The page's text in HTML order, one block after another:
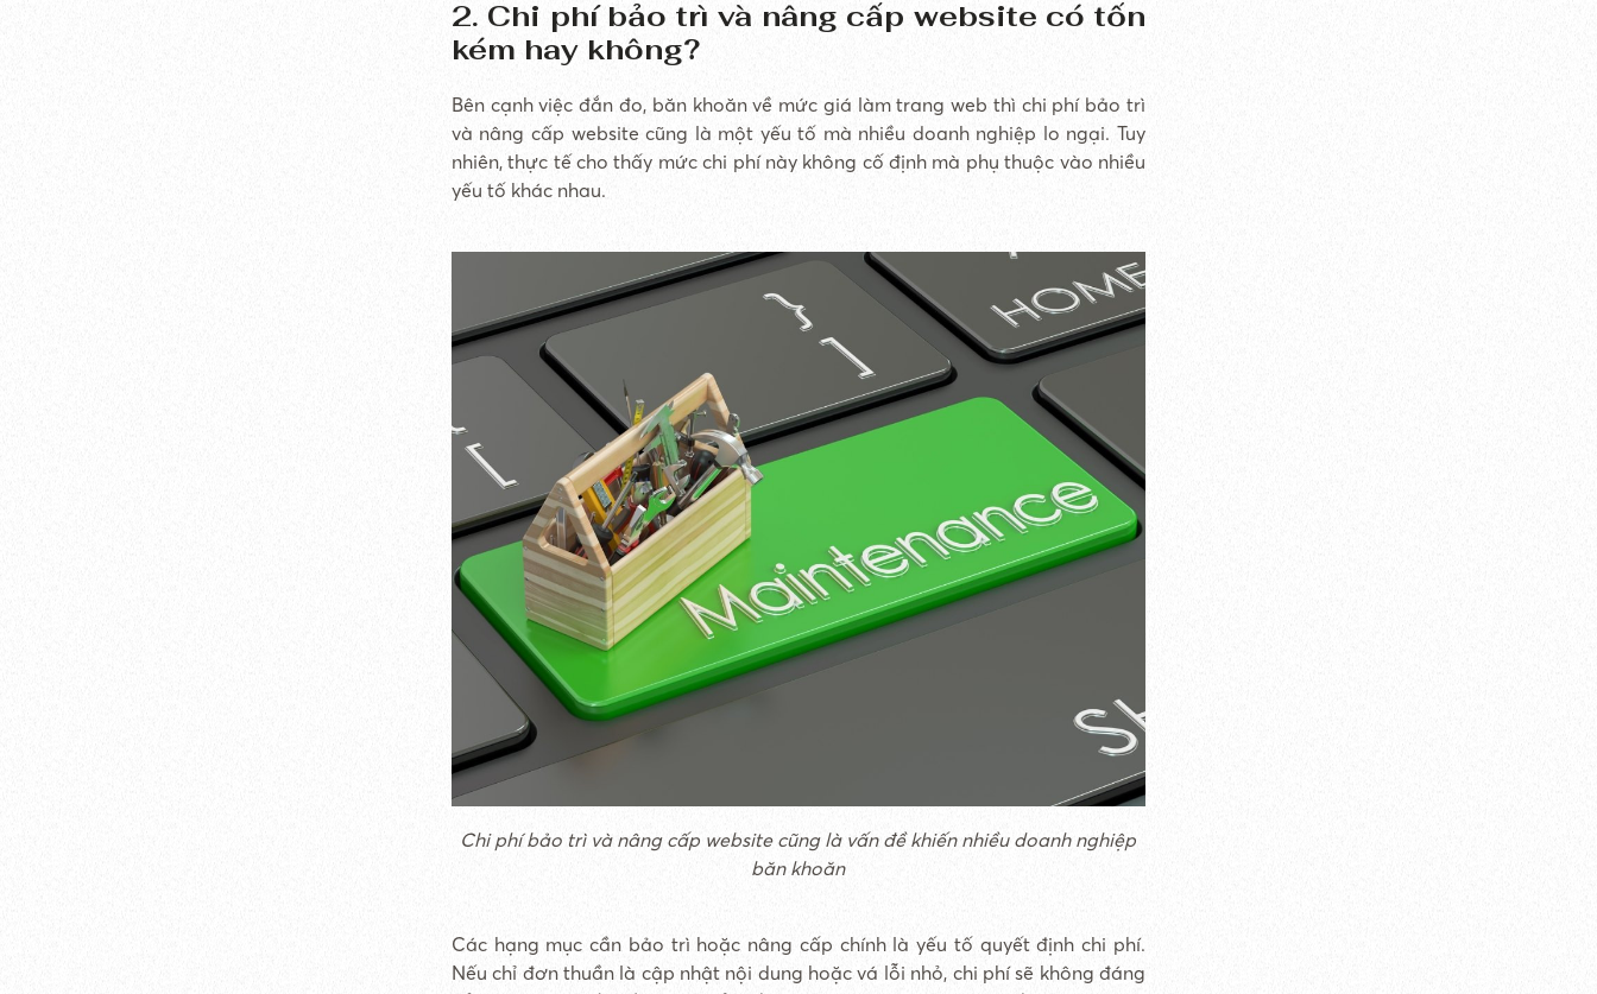
2. Chi phí bảo trì và nâng cấp website có tốn
kém hay không?
Bên cạnh việc đắn đo, băn khoăn về mức giá làm trang web thì chi phí bảo trì
và nâng cấp website cũng là một yếu tố mà nhiều doanh nghiệp lo ngại. Tuy
nhiên, thực tế cho thấy mức chi phí này không cố định mà phụ thuộc vào nhiều
yếu tố khác nhau.
Chi phí bảo trì và nâng cấp website cũng là vấn đề khiến nhiều doanh nghiệp
băn khoăn
Các hạng mục cần bảo trì hoặc nâng cấp chính là yếu tố quyết định chi phí.
Nếu chỉ đơn thuần là cập nhật nội dung hoặc vá lỗi nhỏ, chi phí sẽ không đáng